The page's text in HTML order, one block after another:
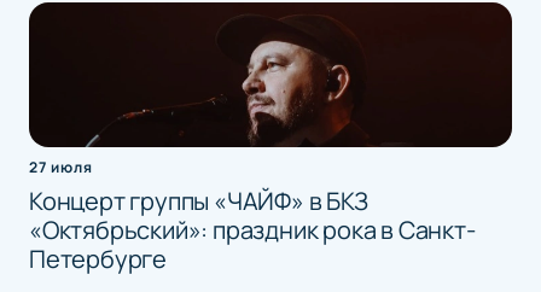
27 июля
Концерт группы «ЧАЙФ» в БКЗ
«Октябрьский»: праздник рока в Санкт-
Петербурге